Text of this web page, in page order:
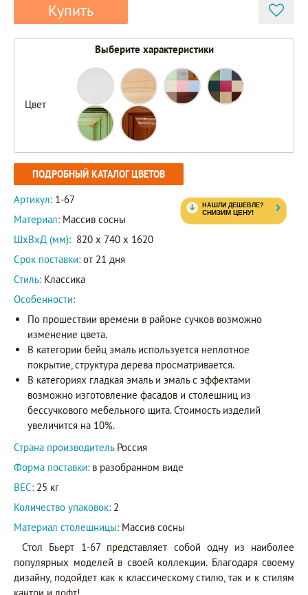
Купить
Выберите характеристики
Цвет
ПОДРОБНЫЙ КАТАЛОГ ЦВЕТОВ
Артикул: 1-67
Материал: Массив сосны
ШxВxД (мм): 820 x 740 x 1620
Срок поставки: от 21 дня
Стиль: Классика
Особенности:
По прошествии времени в районе сучков возможно
изменение цвета.
В категории бейц эмаль используется неплотное
покрытие, структура дерева просматривается.
В категориях гладкая эмаль и эмаль с эффектами
возможно изготовление фасадов и столешниц из
бессучкового мебельного щита. Стоимость изделий
увеличится на 10%.
Страна производитель Россия
Форма поставки: в разобранном виде
ВЕС: 25 кг
Количество упаковок: 2
Материал столешницы: Массив сосны
Стол Бьерт 1-67 представляет собой одну из наиболее
популярных моделей в своей коллекции. Благодаря своему
дизайну, подойдет как к классическому стилю, так и к стилям